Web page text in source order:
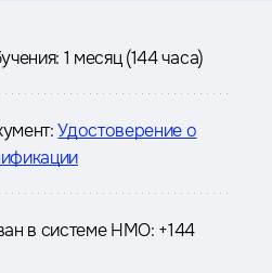
1 месяц (144 часа)
Удостоверение о
в системе НМО: +144